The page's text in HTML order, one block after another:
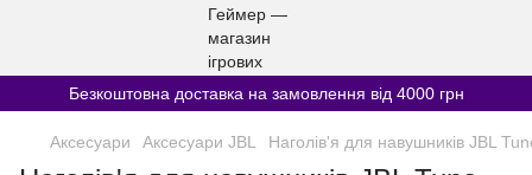
Безкоштовна доставка на замовлення від 4000 грн
Аксесуари Аксесуари JBL Наголів'я для навушників JBL